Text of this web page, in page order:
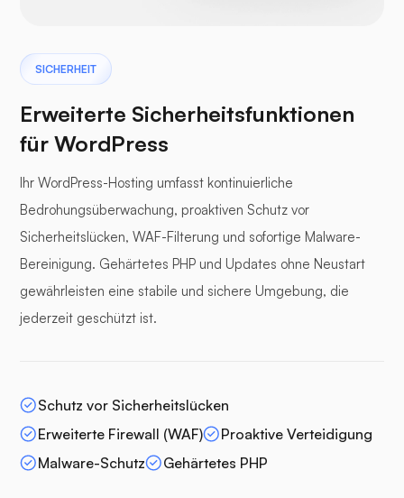
SICHERHEIT
Erweiterte Sicherheitsfunktionen
für WordPress
Ihr WordPress-Hosting umfasst kontinuierliche
Bedrohungsüberwachung, proaktiven Schutz vor
Sicherheitslücken, WAF-Filterung und sofortige Malware-
Bereinigung. Gehärtetes PHP und Updates ohne Neustart
gewährleisten eine stabile und sichere Umgebung, die
jederzeit geschützt ist.
Schutz vor Sicherheitslücken
Erweiterte Firewall (WAF)
Proaktive Verteidigung
Malware-Schutz
Gehärtetes PHP